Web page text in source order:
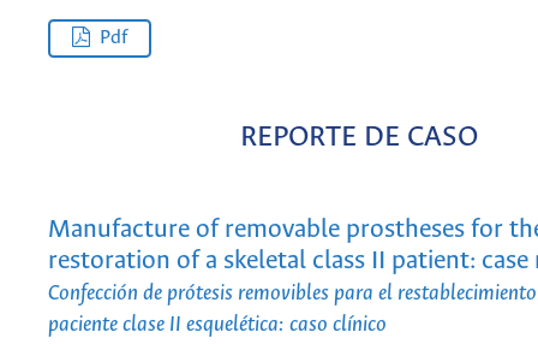
Pdf
REPORTE DE CASO
Manufacture of removable prostheses for
restoration of a skeletal class II patient:
Confección de prótesis removibles para el
paciente clase II esquelética: caso clínico